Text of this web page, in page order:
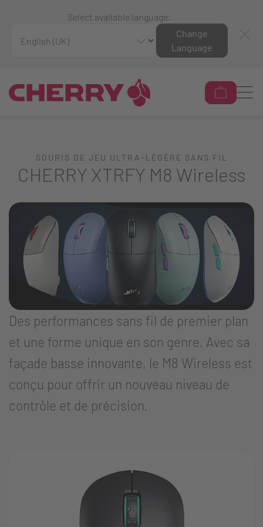
Select available language:
Change
Language
SOURIS DE JEU ULTRA-LÉGÈRE SANS FIL
CHERRY XTRFY M8 Wireless
Des performances sans fil de premier plan
et une forme unique en son genre. Avec sa
façade basse innovante, le M8 Wireless est
conçu pour offrir un nouveau niveau de
contrôle et de précision.